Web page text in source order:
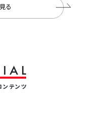
る
A L
ンテンツ